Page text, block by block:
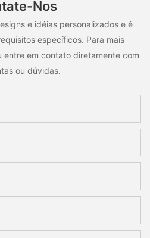
Nos
e idéias personalizados e é
específicos. Para mais
entre em contato diretamente com
ou dúvidas.